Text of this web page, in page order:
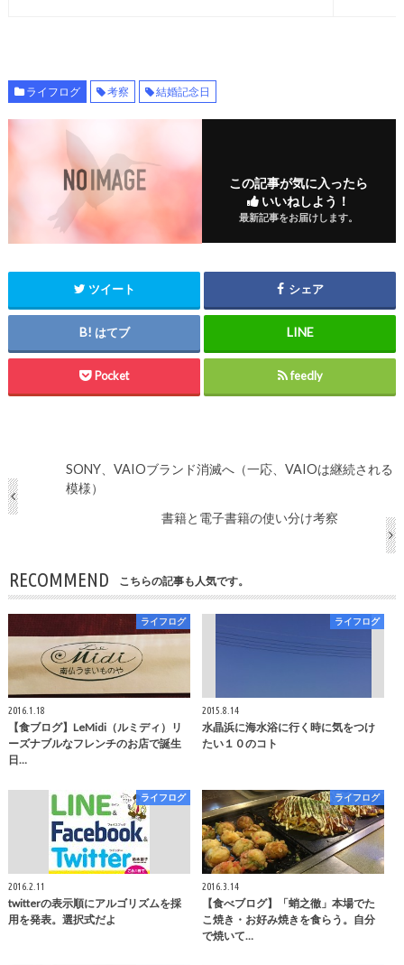
ライフログ 考察 結婚記念日
この記事が気に入ったら
いいねしよう！
最新記事をお届けします。
ツイート シェア
はてブ
Pocket feedly
SONY、VAIOブランド消滅へ（一応、VAIOは継続される
模様）
書籍と電子書籍の使い分け考察
RECOMMEND こちらの記事も人気です。
ライフログ
2016.1.18
【食ブログ】LeMidi（ルミディ）リ
ーズナブルなフレンチのお店で誕生
日…
ライフログ
2015.8.14
水晶浜に海水浴に行く時に気をつけ
たい１０のコト
ライフログ
2016.2.11
twitterの表示順にアルゴリズムを採
用を発表。選択式だよ
ライフログ
2016.3.14
【食べブログ】「蛸之徹」本場でた
こ焼き・お好み焼きを食らう。自分
で焼いて…